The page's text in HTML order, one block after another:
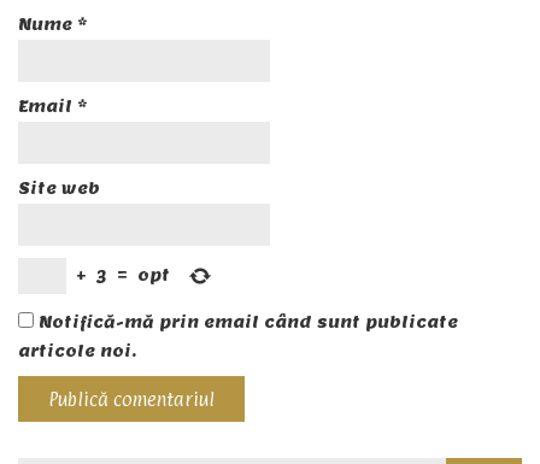
Nume *
Email *
Site web
+ 3 = opt
Notifică-mă prin email când sunt publicate
articole noi.